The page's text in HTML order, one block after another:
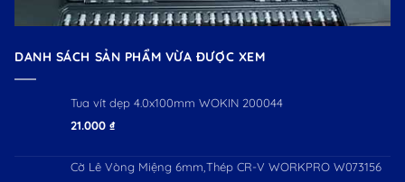
DANH SÁCH SẢN PHẨM VỪA ĐƯỢC XEM
Tua vít dẹp 4.0x100mm WOKIN 200044
21.000 ₫
Cờ Lê Vòng Miệng 6mm,Thép CR-V WORKPRO W073156